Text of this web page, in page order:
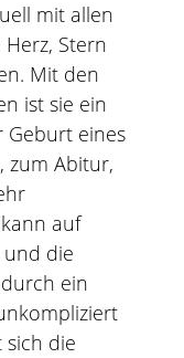
mit allen
Stern
Mit den
ist sie ein
Geburt eines
zum Abitur,
auf
und die
ein
sich die